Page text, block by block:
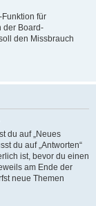
für
der Board-
den Missbrauch
du auf „Neues
du auf „Antworten“
ist, bevor du einen
am Ende der
neue Themen